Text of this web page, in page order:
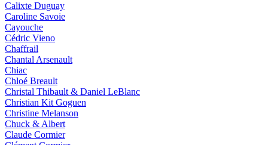
Calixte Duguay
Caroline Savoie
Cayouche
Cédric Vieno
Chaffrail
Chantal Arsenault
Chiac
Chloé Breault
Christal Thibault & Daniel LeBlanc
Christian Kit Goguen
Christine Melanson
Chuck & Albert
Claude Cormier